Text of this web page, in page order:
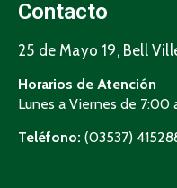
Contacto
25 de Mayo 19, Bell
Horarios de Atención
Lunes a Viernes de 7:00
Teléfono: (03537)